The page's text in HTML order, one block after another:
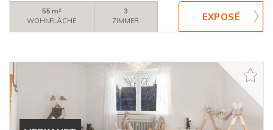
55 m²
WOHNFLÄCHE
3
ZIMMER